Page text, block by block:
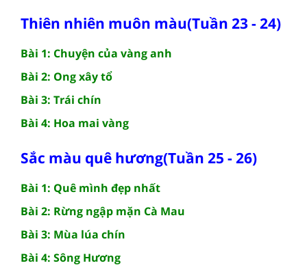
Thiên nhiên muôn màu(Tuần 23 - 24)
Bài 1: Chuyện của vàng anh
Bài 2: Ong xây tổ
Bài 3: Trái chín
Bài 4: Hoa mai vàng
Sắc màu quê hương(Tuần 25 - 26)
Bài 1: Quê mình đẹp nhất
Bài 2: Rừng ngập mặn Cà Mau
Bài 3: Mùa lúa chín
Bài 4: Sông Hương